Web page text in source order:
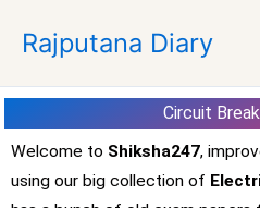
p
Rajputana Diary
Circuit
Welcome to Shiksha247,
using our big collection of